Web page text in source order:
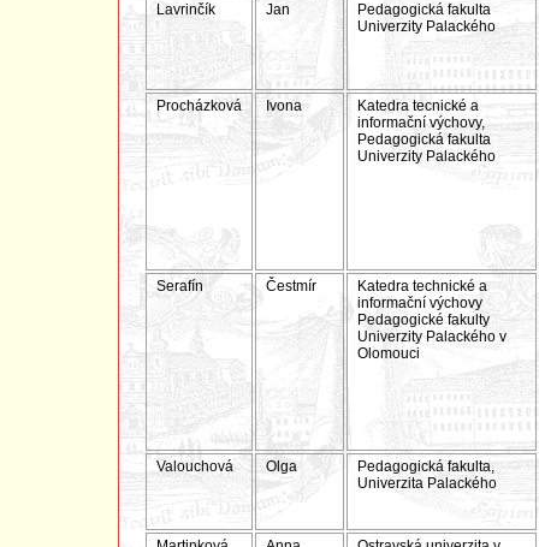
Lavrinčík Jan
Pedagogická fakulta
Univerzity Palackého
Procházková Ivona
Katedra tecnické a
informační výchovy,
Pedagogická fakulta
Univerzity Palackého
Serafín Čestmír
Katedra technické a
informační výchovy
Pedagogické fakulty
Univerzity Palackého v
Olomouci
Valouchová Olga
Pedagogická fakulta,
Univerzita Palackého